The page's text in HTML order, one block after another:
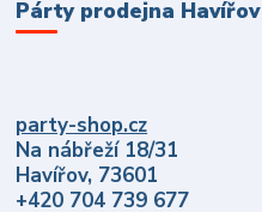
Párty prodejna Havířov
party-shop.cz
Na nábřeží 18/31
Havířov, 73601
+420 704 739 677